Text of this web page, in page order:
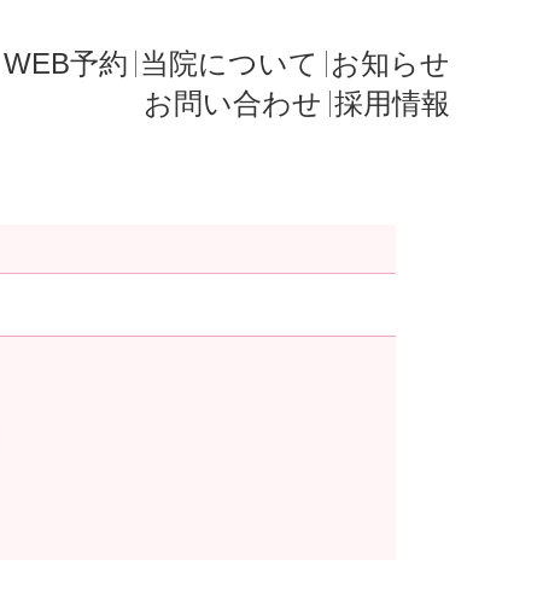
WEB予約 当院について お知らせ
お問い合わせ 採用情報